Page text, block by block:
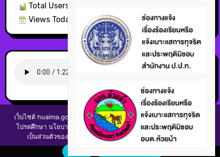
Total Users : 332356
Views Today : 2826
เว็บไซต์ huaima.go.th มีการใช้งานเทคโนโลยีคุกกี้ บนเว็บไซตของเรา
โปรดศึกษา นโยบายการใช้คุกกี้ (cookies policy) และนโยบายความ
เป็นส่วนตัวของข้อมูล (Privacy Policy) ก่อนใช้บริการเว็บไซต์